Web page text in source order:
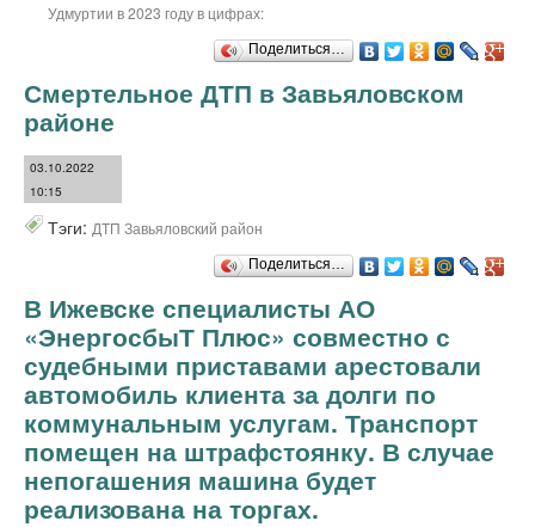
Удмуртии в 2023 году в цифрах:
Поделиться…
Смертельное ДТП в Завьяловском
районе
03.10.2022
10:15
Тэги: ДТП Завьяловский район
Поделиться…
В Ижевске специалисты АО
«ЭнергосбыТ Плюс» совместно с
судебными приставами арестовали
автомобиль клиента за долги по
коммунальным услугам. Транспорт
помещен на штрафстоянку. В случае
непогашения машина будет
реализована на торгах.